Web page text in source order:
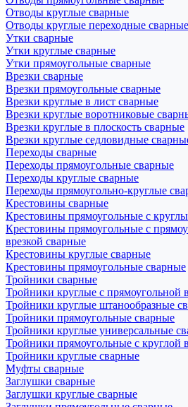
Отводы круглые сварные
Отводы круглые переходные сварные
Утки сварные
Утки круглые сварные
Утки прямоугольные сварные
Врезки сварные
Врезки прямоугольные сварные
Врезки круглые в лист сварные
Врезки круглые воротниковые
Врезки круглые в плоскость сварные
Врезки круглые седловидные
Переходы сварные
Переходы прямоугольные сварные
Переходы круглые сварные
Переходы прямоугольно-круглые
Крестовины сварные
Крестовины прямоугольные с
Крестовины прямоугольные с
врезкой сварные
Крестовины круглые сварные
Крестовины прямоугольные сварные
Тройники сварные
Тройники круглые с прямоугольной
Тройники круглые штанообразные
Тройники прямоугольные сварные
Тройники круглые универсальные
Тройники прямоугольные с круглой
Тройники круглые сварные
Муфты сварные
Заглушки сварные
Заглушки круглые сварные